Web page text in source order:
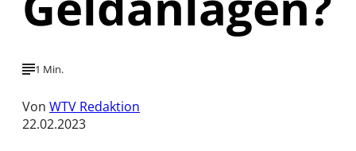
1 Min.
Von WTV Redaktion
22.02.2023